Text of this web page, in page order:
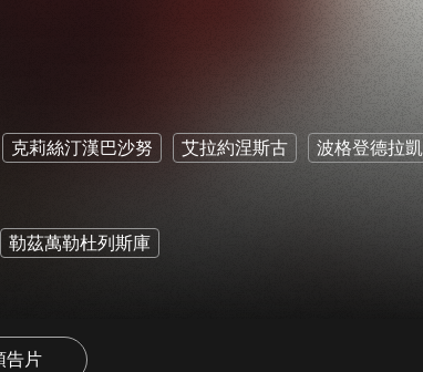
克莉絲汀漢巴沙努 艾拉約涅斯古 波格登德拉凱
勒茲萬勒杜列斯庫
告片